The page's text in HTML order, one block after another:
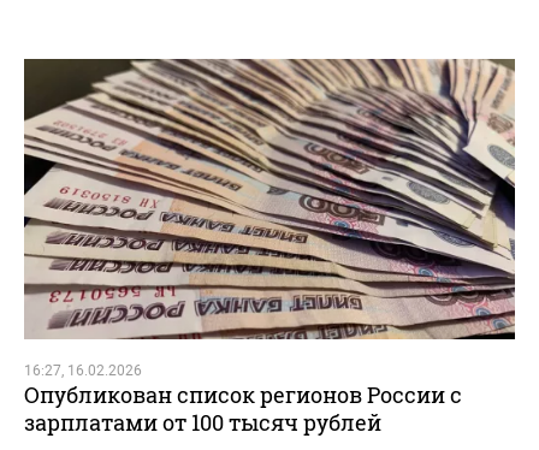
16:27, 16.02.2026
Опубликован список регионов России с
зарплатами от 100 тысяч рублей